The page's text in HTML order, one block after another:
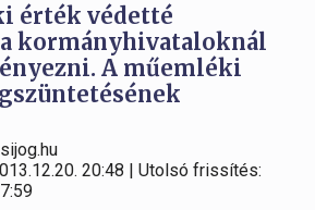
érték védetté
kormányhivataloknál
A műemléki
20:48 | Utolsó frissítés: